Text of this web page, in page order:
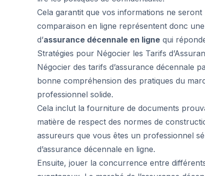
Cela garantit que vos informations ne
comparaison en ligne représentent donc
d’assurance décennale en ligne qui
Stratégies pour Négocier les Tarifs
Négocier des tarifs d’assurance décennale
bonne compréhension des pratiques du
professionnel solide.
Cela inclut la fourniture de documents
matière de respect des normes de
assureurs que vous êtes un professionnel
d’assurance décennale en ligne.
Ensuite, jouer la concurrence entre